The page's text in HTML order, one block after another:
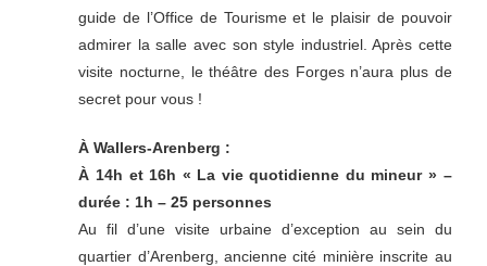
guide de l’Office de Tourisme et le plaisir de pouvoir
admirer la salle avec son style industriel. Après cette
visite nocturne, le théâtre des Forges n’aura plus de
secret pour vous !
À Wallers-Arenberg :
À 14h et 16h « La vie quotidienne du mineur » –
durée : 1h – 25 personnes
Au fil d’une visite urbaine d’exception au sein du
quartier d’Arenberg, ancienne cité minière inscrite au